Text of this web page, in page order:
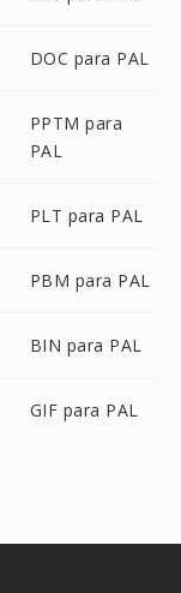
DOC para PAL
PPTM para
PAL
PLT para PAL
PBM para PAL
BIN para PAL
GIF para PAL